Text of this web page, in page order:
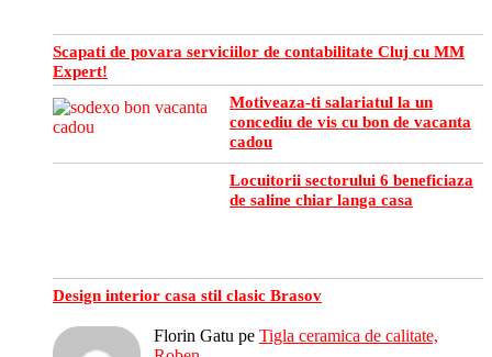
Scapati de povara serviciilor de contabilitate Cluj cu MM
Expert!
Motiveaza-ti salariatul la un
concediu de vis cu bon de vacanta
cadou
Locuitorii sectorului 6 beneficiaza
de saline chiar langa casa
Design interior casa stil clasic Brasov
Florin Gatu pe Tigla ceramica de calitate,